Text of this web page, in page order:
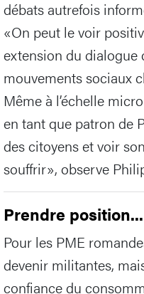
débats autrefois
«On peut le voir
extension du dialogue
mouvements sociaux
Même à l’échelle
en tant que patron de
des citoyens et voir
souffrir», observe
Prendre
Pour les PME
devenir militantes,
confiance du